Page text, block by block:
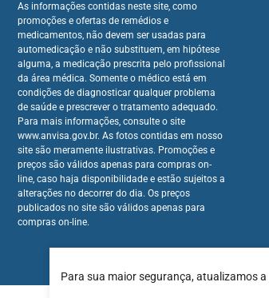
Para sua maior segurança, atualizamos a
As informações contidas neste site, como
promoções e ofertas de remédios e
medicamentos, não devem ser usadas para
automedicação e não substituem, em hipótese
alguma, a medicação prescrita pelo profissional
da área médica. Somente o médico está em
condições de diagnosticar qualquer problema
de saúde e prescrever o tratamento adequado.
Para mais informações, consulte o site
www.anvisa.gov.br. As fotos contidas em nosso
site são meramente ilustrativas. Promoções e
preços são válidos apenas para compras on-
line, caso haja disponibilidade e estão sujeitos a
alterações no decorrer do dia. Os preços
publicados no site são válidos apenas para
compras on-line.